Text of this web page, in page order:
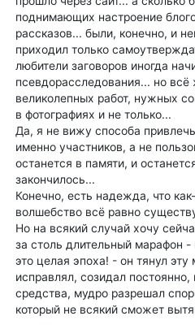
поднимающих настроение
рассказов... были, конечно, и
приходил только
любители заговоров иногда
псевдорасследования... но
великолепных работ, нужных
в фотографиях и не только...
Да, я не вижу способа
именно участников, а не
останется в памяти, и
закончилось...
Конечно, есть надежда, что
волшебство всё равно
Но на всякий случай хочу
за столь длительный марафон -
это целая эпоха! - он тянул
исправлял, созидал
средства, мудро разрешал
который не всякий сможет